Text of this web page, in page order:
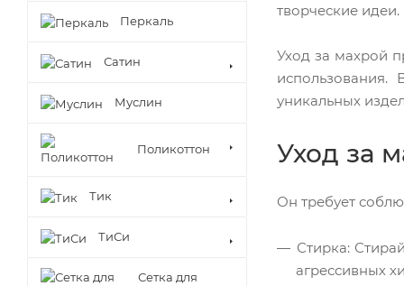
творческие идеи.
Уход за махрой
уникальных
Уход за
Он требует
Стирка:
агрессивных
Перкаль
Сатин
Муслин
Поликоттон
Тик
ТиСи
Сетка для